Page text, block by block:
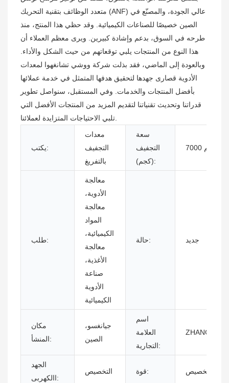
متعدد الوظائف بتقنية التحريك (ANF) عالي الجودة، والمصنّع في
الصين خصيصًا للصناعات الكيميائية. وقد حظي هذا المنتج، منذ
طرحه في السوق، بدعم وإشادة كبيرين. ويرى معظم العملاء أن
هذا النوع من المنتجات يلبي توقعاتهم من حيث الشكل والأداء.
وبالعودة إلى الماضي، فقد بذلت شركة ووشي تشانغهوا لمعدات
الأدوية قصارى جهدها لتحقيق هدفها المتمثل في خدمة عملائها
بأفضل المنتجات والخدمات. وفي المستقبل، سنواصل تطوير
قدراتنا وتحديث تقنياتنا لتقديم المزيد من المنتجات الأفضل التي
تلبي الاحتياجات المتزايدة لعملائنا.
يكتب:
معدات
التجفيف
بالتفريغ
سعة
التجفيف
(كجم):
7000 كجم
طلب:
معالجة
الأدوية،
معالجة
المواد
الكيميائية،
معالجة
الأغذية،
صناعة
الأدوية
الكيميائية
حالة: جديد
مكان
المنشأ:
جيانغسو،
الصين
اسم
العلامة
التجارية:
ZHANG
الجهد
االكهربى:
التخصيص قوة: التخصيص